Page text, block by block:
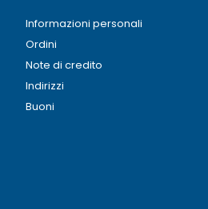
Informazioni personali
Ordini
Note di credito
Indirizzi
Buoni